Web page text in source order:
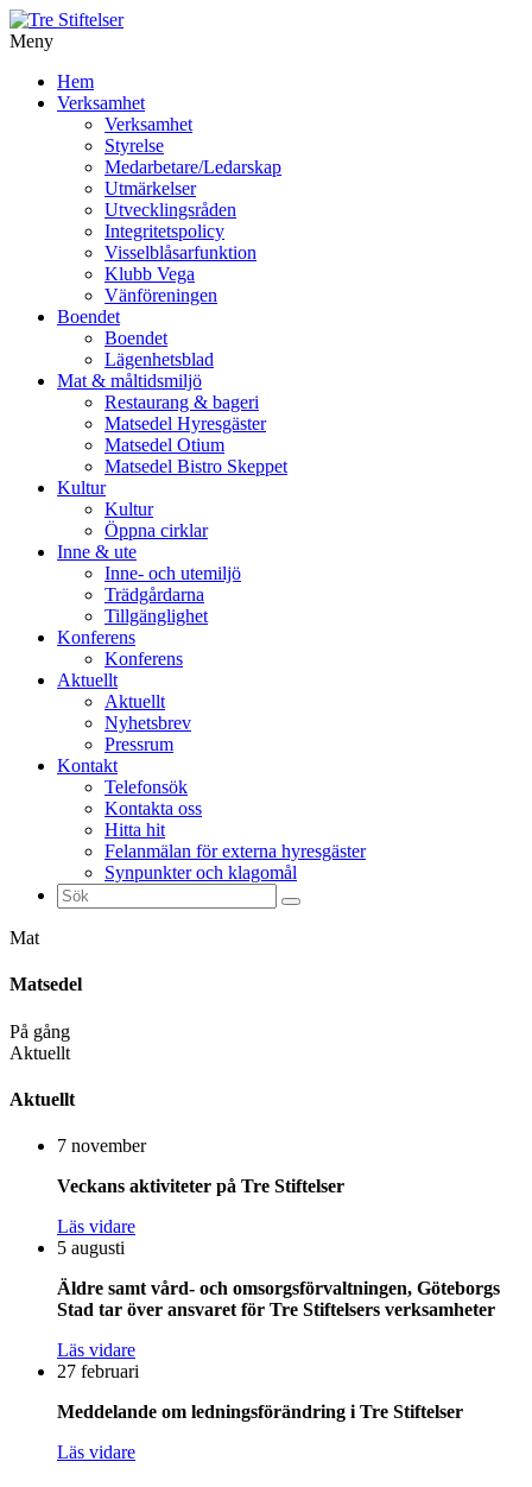
Meny
vidare
Hem
Verksamhet
Verksamhet
Styrelse
Medarbetare/Ledarskap
Utmärkelser
Utvecklingsråden
Integritetspolicy
Visselblåsarfunktion
Klubb Vega
Vänföreningen
Boendet
Boendet
Lägenhetsblad
Mat & måltidsmiljö
Restaurang & bageri
Matsedel Hyresgäster
Matsedel Otium
Matsedel Bistro Skeppet
Kultur
Kultur
Öppna cirklar
Inne & ute
Inne- och utemiljö
Trädgårdarna
Tillgänglighet
Konferens
Konferens
Aktuellt
Aktuellt
Nyhetsbrev
Pressrum
Kontakt
Telefonsök
Kontakta oss
Hitta hit
Felanmälan för externa hyresgäster
Synpunkter och klagomål
Sök
efter:
Mat
Matsedel
På gång
Aktuellt
Aktuellt
7 november
Veckans aktiviteter på Tre Stiftelser
Läs vidare
5 augusti
Äldre samt vård- och omsorgsförvaltningen, Göteborgs
Stad tar över ansvaret för Tre Stiftelsers verksamheter
Läs vidare
27 februari
Meddelande om ledningsförändring i Tre Stiftelser
Läs vidare